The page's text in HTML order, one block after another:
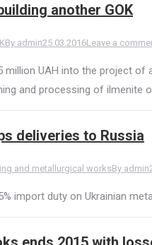
another GOK
By admin25.03.2016Leave a
million UAH into the project
and processing of ilmenite
deliveries to Russia
and metallurgical worksBy admin
import duty on Ukrainian